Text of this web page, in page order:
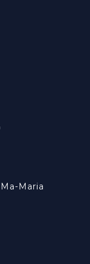
Maria